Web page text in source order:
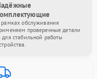
рамках обслуживания
проверенные детали
для стабильной работы